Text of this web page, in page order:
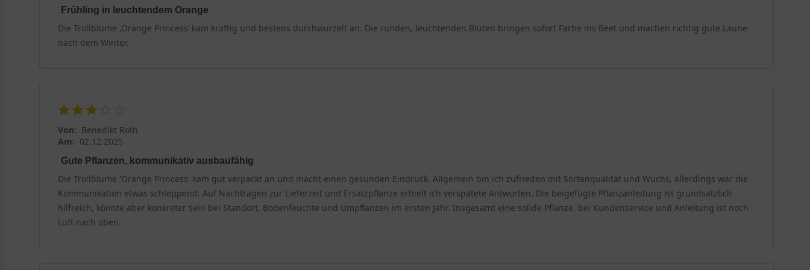
Jahre Freude bereitet.
Der perfekte Standort für die Trollblume
Wuchshöhe von 70 bis 80 Zentimetern perfekt entgegen und stellt sie gut zur Schau. Zugluft sollte vermieden werden, da die großen Blütenköpfe bei starkem Wind etwas
anfällig sein können.
Untergründe. Das bedeutet, der Boden sollte gut Wasser speichern können, ohne dabei staunass zu werden. Schwere, lehmige Böden können durch die Einarbeitung von
Sand oder feinem Kies durchlässiger gemacht werden. Ein humoser, nährstoffreicher Boden ist ideal, da er die notwendige Feuchtigkeit hält und gleichzeitig eine gute
Belüftung der Wurzeln gewährleistet. Der pH-Wert sollte im neutralen bis leicht sauren Bereich liegen. Besonders gut gedeiht die Staude in der Nähe von Gewässern, wo die
Bodenfeuchtigkeit natürlich hoch ist.
Frühling in leuchtendem Orange
Die Trollblume ‚Orange Princess‘ kam kräftig und bestens durchwurzelt an. Die runden, leuchtenden Blüten bringen sofort Farbe ins Beet und machen richtig gute Laune
nach dem Winter.
Von: Benedikt Roth
Am: 02.12.2025
Gute Pflanzen, kommunikativ ausbaufähig
Die Trollblume 'Orange Princess' kam gut verpackt an und macht einen gesunden Eindruck. Allgemein bin ich zufrieden mit Sortenqualität und Wuchs, allerdings war die
Kommunikation etwas schleppend: Auf Nachfragen zur Lieferzeit und Ersatzpflanze erhielt ich verspätete Antworten. Die beigefügte Pflanzanleitung ist grundsätzlich
hilfreich, könnte aber konkreter sein bei Standort, Bodenfeuchte und Umpflanzen im ersten Jahr. Insgesamt eine solide Pflanze, bei Kundenservice und Anleitung ist noch
Luft nach oben.